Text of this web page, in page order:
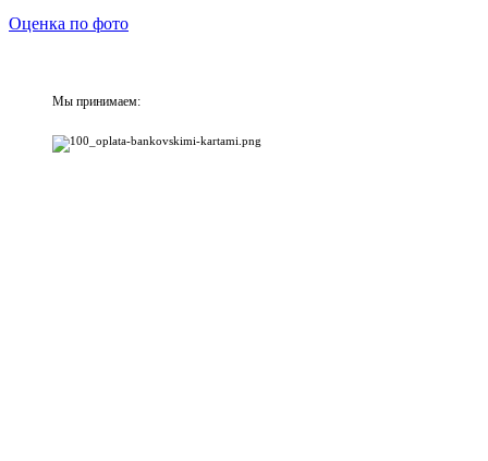
Оценка по фото
Мы принимаем: